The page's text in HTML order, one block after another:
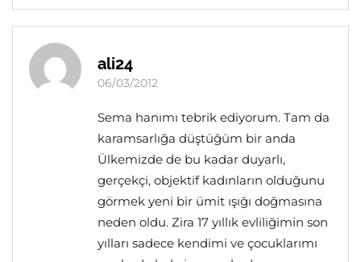
ali24
06/03/2012
Sema hanımı tebrik ediyorum. Tam da
karamsarlığa düştüğüm bir anda
Ülkemizde de bu kadar duyarlı,
gerçekçi, objektif kadınların olduğunu
görmek yeni bir ümit ışığı doğmasına
neden oldu. Zira 17 yıllık evliliğimin son
yılları sadece kendimi ve çocuklarımı